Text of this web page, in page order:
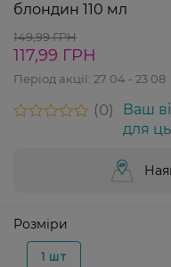
блондин 110 мл
149,99 ГРН
117,99 ГРН
Період акції: 27 04 - 23 08
0
Ваш
для
Розміри
1 шт